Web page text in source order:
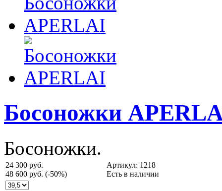
Босоножки
Босоножки.
24 300 руб.
48 600 руб. (-50%)
Артикул: 1218
Есть в наличии